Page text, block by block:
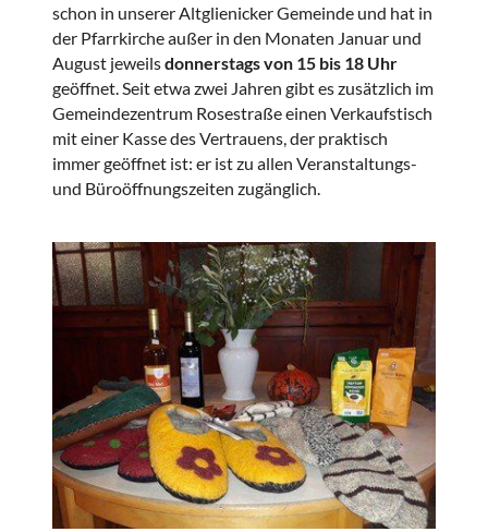
schon in unserer Altglienicker Gemeinde und hat in
der Pfarrkirche außer in den Monaten Januar und
August jeweilsdonnerstags von 15 bis 18 Uhr
geöffnet. Seit etwa zwei Jahren gibt es zusätzlich im
Gemeindezentrum Rosestraße einen Verkaufstisch
mit einer Kasse des Vertrauens, der praktisch
immer geöffnet ist: er ist zu allen Veranstaltungs-
und Büroöffnungszeiten zugänglich.